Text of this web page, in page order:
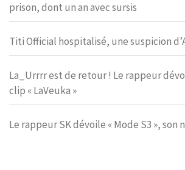
prison, dont un an avec sursis
Titi Official hospitalisé, une suspicion
La_Urrrr est de retour ! Le rappeur
clip « LaVeuka »
Le rappeur SK dévoile « Mode S3 », son